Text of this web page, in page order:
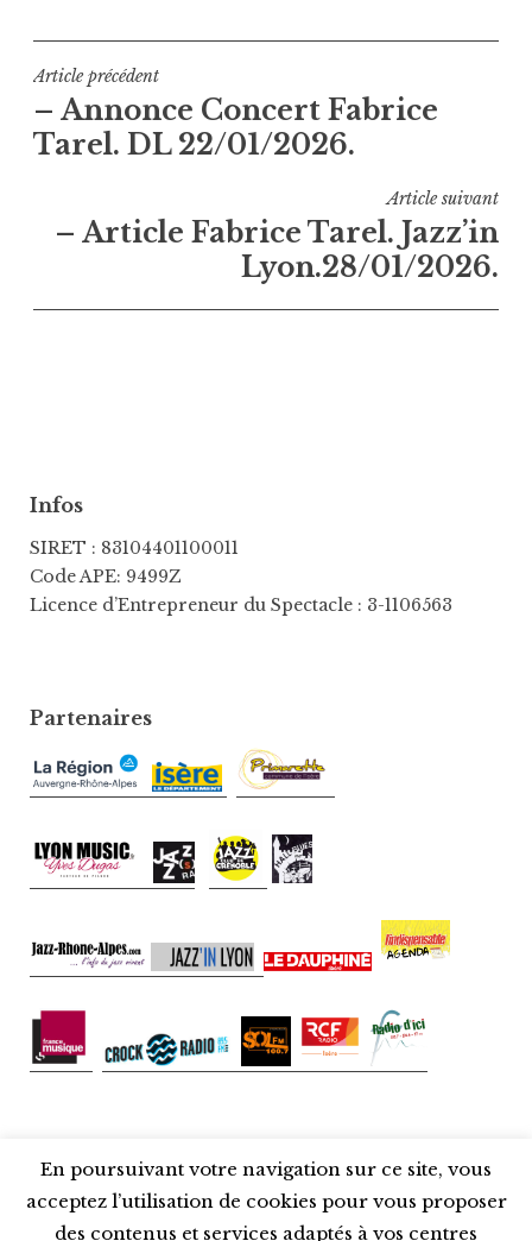
Navigation
de
l’article
Article précédent
– Annonce Concert Fabrice
Tarel. DL 22/01/2026.
Article suivant
– Article Fabrice Tarel. Jazz’in
Lyon.28/01/2026.
Infos
SIRET : 83104401100011
Code APE: 9499Z
Licence d’Entrepreneur du Spectacle : 3-1106563
Partenaires
Fièrement propulsé par WordPress
Thème : Libre 2 parAutomattic.
En poursuivant votre navigation sur ce site, vous
acceptez l’utilisation de cookies pour vous proposer
des contenus et services adaptés à vos centres